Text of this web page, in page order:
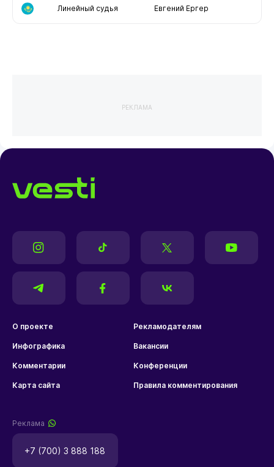
Линейный судья Евгений Ергер
РЕКЛАМА
О проекте Рекламодателям
Инфографика Вакансии
Комментарии Конференции
Карта сайта Правила комментирования
Реклама
+7 (700) 3 888 188